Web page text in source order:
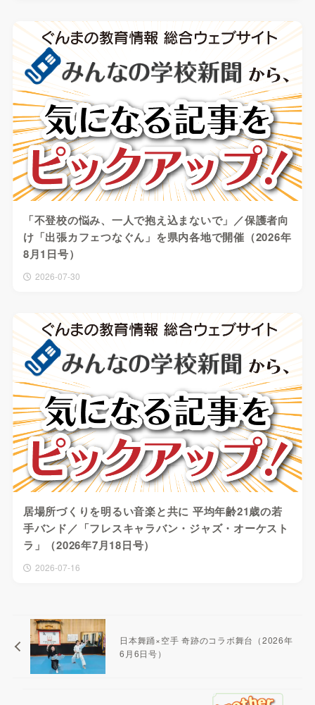
「不登校の悩み、一人で抱え込まないで」／保護者向
け「出張カフェつなぐん」を県内各地で開催（2026年
8月1日号）
2026-07-30
居場所づくりを明るい音楽と共に 平均年齢21歳の若
手バンド／「フレスキャラバン・ジャズ・オーケスト
ラ」（2026年7月18日号）
2026-07-16
日本舞踊×空手 奇跡のコラボ舞台（2026年
6月6日号）